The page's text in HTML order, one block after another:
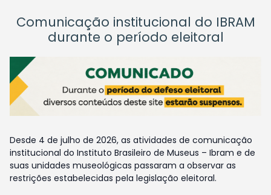
Comunicação institucional do IBRAM
durante o período eleitoral
Desde 4 de julho de 2026, as atividades de comunicação
institucional do Instituto Brasileiro de Museus – Ibram e de
suas unidades museológicas passaram a observar as
restrições estabelecidas pela legislação eleitoral.